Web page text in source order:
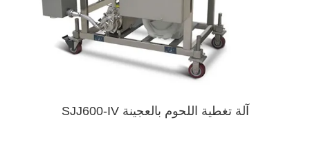
آلة تغطية اللحوم بالعجينة SJJ600-IV